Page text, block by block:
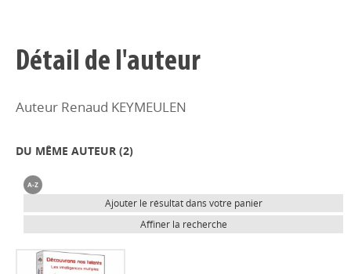
Détail de l'auteur
Auteur Renaud KEYMEULEN
DU MÊME AUTEUR (2)
Ajouter le résultat dans votre panier
Affiner la recherche